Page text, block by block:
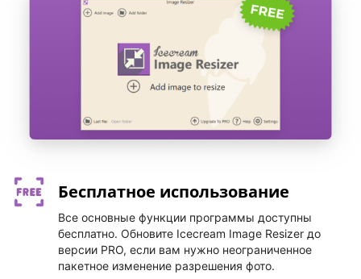
Бесплатное использование
Все основные функции программы доступны
бесплатно. Обновите Icecream Image Resizer до
версии PRO, если вам нужно неограниченное
пакетное изменение разрешения фото.